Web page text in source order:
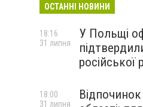
ОСТАННІ НОВИНИ
У Польщі
російської
18:16
31 липня
18:00
31 липня